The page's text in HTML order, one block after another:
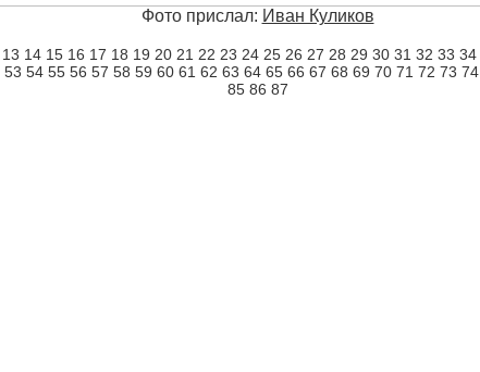
Фото прислал: Иван Куликов
13 14 15 16 17 18 19 20 21 22 23 24 25 26 27 28 29 30 31 32 33 34
53 54 55 56 57 58 59 60 61 62 63 64 65 66 67 68 69 70 71 72 73 74
85 86 87